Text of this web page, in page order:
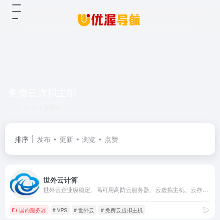
排序 发布 更新 浏览 点赞
世外云计算
国内服务器 # VPS # 世外云 # 免费云虚拟主机